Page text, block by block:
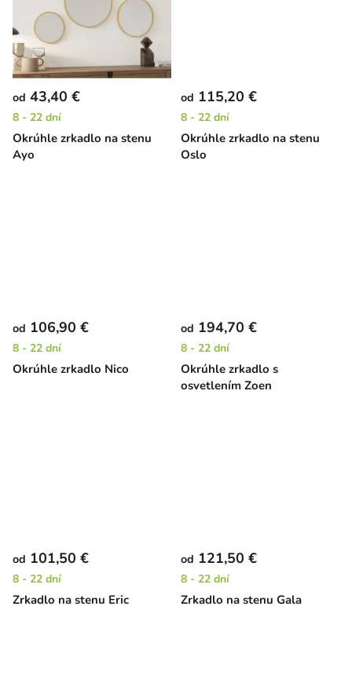
Okrúhle zrkadlo na stenu
Ayo
od 43,40 €
8 - 22 dní
Okrúhle zrkadlo na stenu
Oslo
od 115,20 €
8 - 22 dní
Okrúhle zrkadlo Nico
od 106,90 €
8 - 22 dní
Okrúhle zrkadlo s
osvetlením Zoen
od 194,70 €
8 - 22 dní
Zrkadlo na stenu Eric
od 101,50 €
8 - 22 dní
Zrkadlo na stenu Gala
od 121,50 €
8 - 22 dní